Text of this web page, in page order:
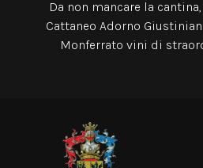
Da non mancare la
Cattaneo Adorno
Monferrato vini di